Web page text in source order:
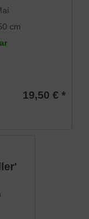
cm
19,50 € *